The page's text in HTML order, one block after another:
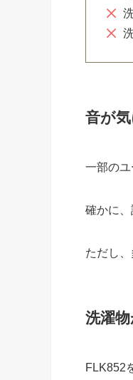
音が
一部の
確かに、
ただし
洗濯
FLK852